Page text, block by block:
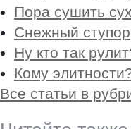
Пора сушить
Снежный ступор
Ну кто так
Кому
Все статьи в